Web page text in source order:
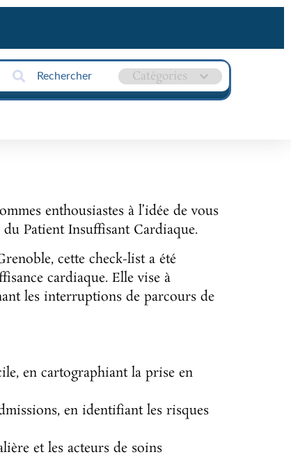
enthousiastes à l’idée de vous
Patient Insuffisant Cardiaque.
cette check-list a été
cardiaque. Elle vise à
les interruptions de parcours de
en cartographiant la prise en
en identifiant les risques
et les acteurs de soins